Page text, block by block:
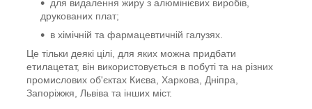
для видалення жиру з алюмінієвих виробів,
друкованих плат;
в хімічній та фармацевтичній галузях.
Це тільки деякі цілі, для яких можна придбати
етилацетат, він використовується в побуті та на різних
промислових об'єктах Києва, Харкова, Дніпра,
Запоріжжя, Львіва та інших міст.